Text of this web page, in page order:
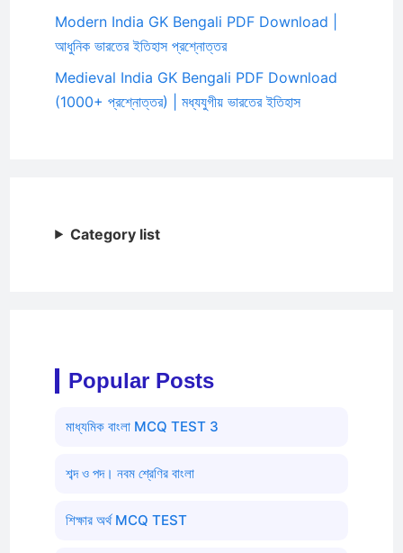
Modern India GK Bengali PDF Download |
আধুনিক ভারতের ইতিহাস প্রশ্নোত্তর
Medieval India GK Bengali PDF Download
(1000+ প্রশ্নোত্তর) | মধ্যযুগীয় ভারতের ইতিহাস
Category list
Popular Posts
মাধ্যমিক বাংলা MCQ TEST 3
শব্দ ও পদ। নবম শ্রেণির বাংলা
শিক্ষার অর্থ MCQ TEST